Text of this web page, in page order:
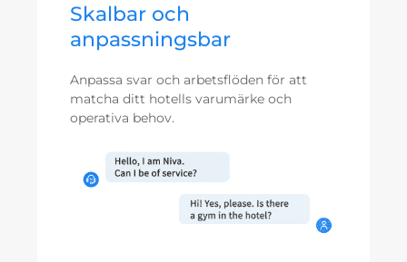
Skalbar och
anpassningsbar
Anpassa svar och arbetsflöden för att
matcha ditt hotells varumärke och
operativa behov.